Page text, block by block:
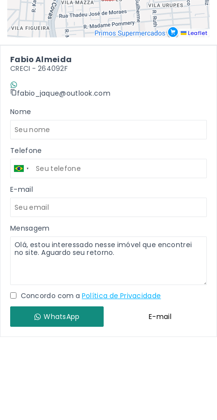
Leaflet
Fabio Almeida
CRECI - 264092F
fabio_jaque@outlook.com
Nome
Telefone
E-mail
Mensagem
Concordo com a Política de Privacidade
WhatsApp E-mail